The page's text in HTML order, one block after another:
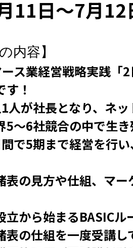
11日～7月12
内容】
ス業経営戦略実践「
！
人が社長となり、ネッ
5～6社競合の中で生
で5期まで経営を行
の見方や仕組、マー
立から始まるBASICル
の仕組を一度受講し